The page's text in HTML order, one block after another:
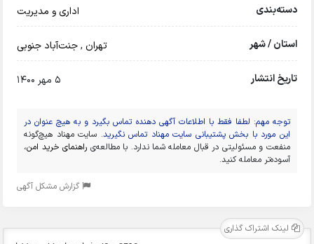
دسته‌بندی اداری و مدیریت
استان / شهر تهران,جنت‌آباد جنوبی
تاریخ انتشار 5 مهر 1400
توجه مهم: لطفا فقط با اطلاعات آگهی دهنده تماس بگیرد و به هیچ عنوان در
این مورد با بخش پشتیبانی سایت مهناد تماس نگیرید. سایت مهناد هیچ‌گونه
منفعت و مسئولیتی در قبال معامله شما ندارد. با مطالعه‌ی راهنمای خرید امن،
آسوده‌تر معامله کنید.
گزارش مشکل آگهی
لینک اشتراک گذاری